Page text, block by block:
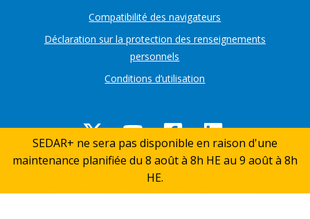
Compatibilité des navigateurs
Déclaration sur la protection des renseignements
personnels
Conditions d’utilisation
Copyright © 2025 British Columbia Securities
Commission, Alberta Securities Commission,
SEDAR+ ne sera pas disponible en raison d'une
maintenance planifiée du 8 août à 8h HE au 9 août à 8h
HE.
en